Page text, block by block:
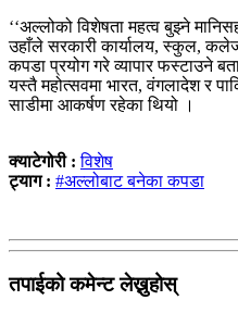
‘‘अल्लोको विशेषता महत्व बुझ्ने
उहाँले सरकारी कार्यालय, स्कुल,
कपडा प्रयोग गरे व्यापार फस्टाउने
यस्तै महोत्सवमा भारत, वंगलादेश र
साडीमा आकर्षण रहेका थियो ।
क्याटेगोरी :विशेष
ट्याग : #अल्लोबाट बनेका कपडा
तपाईको कमेन्ट लेख्नुहोस्